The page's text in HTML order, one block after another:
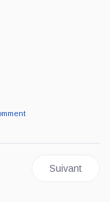
MANTEZOLO
Article
Suivant